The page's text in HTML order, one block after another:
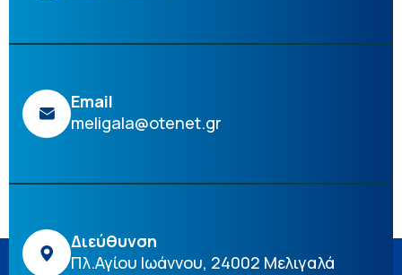
Email
meligala@otenet.gr
Διεύθυνση
Πλ.Αγίου Ιωάννου, 24002 Μελιγαλά